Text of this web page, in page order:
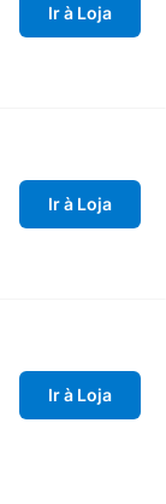
Ir à Loja
Ir à Loja
Ir à Loja